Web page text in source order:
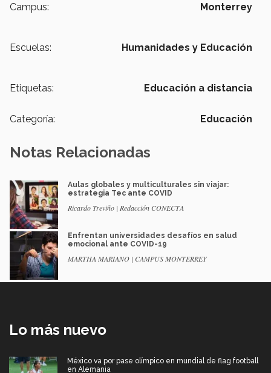
Campus: Monterrey
Escuelas: Humanidades y Educación
Etiquetas: Educación a distancia
Categoría: Educación
Notas Relacionadas
Aulas globales y multiculturales sin viajar:
estrategia Tec ante COVID
Ricardo Treviño | Redacción CONECTA
Enfrentan universidades desafíos en salud
emocional ante COVID-19
MARTHA MARIANO | CAMPUS MONTERREY
Lo más nuevo
México va por pase olímpico en mundial de flag football
en Alemania